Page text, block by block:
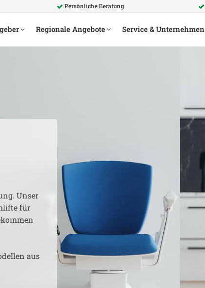
Persönliche Beratung
Regionale Angebote Service & Unternehmen
Unser
für
aus